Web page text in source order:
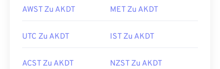
AWST Zu AKDT MET Zu AKDT
UTC Zu AKDT IST Zu AKDT
ACST Zu AKDT NZST Zu AKDT